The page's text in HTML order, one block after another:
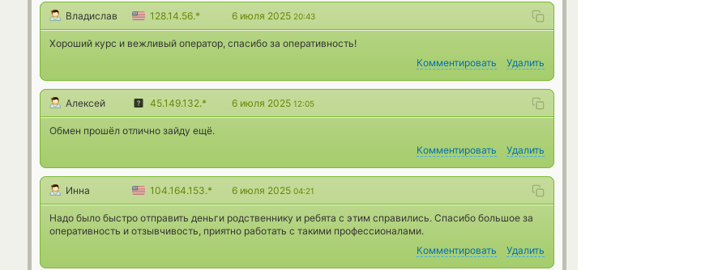
Владислав 128.14.56.* 6 июля 2025 20:43
Хороший курс и вежливый оператор, спасибо за оперативность!
Комментировать
Удалить
Алексей 45.149.132.* 6 июля 2025 12:05
Обмен прошёл отлично зайду ещё.
Комментировать
Удалить
Инна 104.164.153.* 6 июля 2025 04:21
Надо было быстро отправить деньги родственнику и ребята с этим справились. Спасибо большое за
оперативность и отзывчивость, приятно работать с такими профессионалами.
Комментировать
Удалить